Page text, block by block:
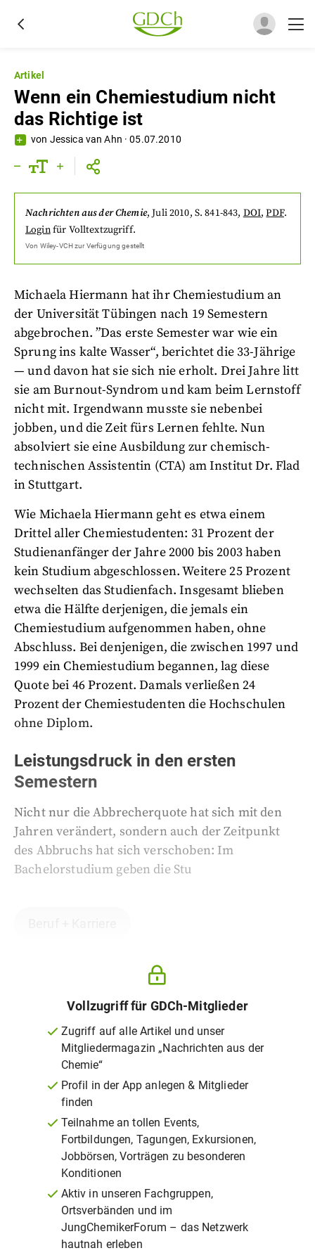
Artikel
Wenn ein Chemiestudium nicht
das Richtige ist
von Jessica van Ahn ·05.07.2010
Nachrichten aus der Chemie,Juli 2010, S. 841-843, DOI,PDF.
Loginfür Volltextzugriff.
Von Wiley-VCHzur Verfügung gestellt
Michaela Hiermann hat ihr Chemiestudium an
der Universität Tübingen nach 19 Semestern
abgebrochen. ”Das erste Semester war wie ein
Sprung ins kalte Wasser“, berichtet die 33-Jährige
— und davon hat sie sich nie erholt. Drei Jahre litt
sie am Burnout-Syndrom und kam beim Lernstoff
nicht mit. Irgendwann musste sie nebenbei
jobben, und die Zeit fürs Lernen fehlte. Nun
absolviert sie eine Ausbildung zur chemisch-
technischen Assistentin (CTA) am Institut Dr. Flad
in Stuttgart.
Wie Michaela Hiermann geht es etwa einem
Drittel aller Chemiestudenten: 31 Prozent der
Studienanfänger der Jahre 2000 bis 2003 haben
kein Studium abgeschlossen. Weitere 25 Prozent
wechselten das Studienfach. Insgesamt blieben
etwa die Hälfte derjenigen, die jemals ein
Chemiestudium aufgenommen haben, ohne
Abschluss. Bei denjenigen, die zwischen 1997 und
1999 ein Chemiestudium begannen, lag diese
Quote bei 46 Prozent. Damals verließen 24
Prozent der Chemiestudenten die Hochschulen
ohne Diplom.
Leistungsdruck in den ersten
Semestern
Nicht nur die Abbrecherquote hat sich mit den
Jahren verändert, sondern auch der Zeitpunkt
des Abbruchs hat sich verschoben: Im
Bachelorstudium geben die Stu
Vollzugriff für GDCh-Mitglieder
Zugriff auf alle Artikel und unser
Mitgliedermagazin „Nachrichten aus der
Chemie“
Profil in der App anlegen & Mitglieder
finden
Teilnahme an tollen Events,
Fortbildungen, Tagungen, Exkursionen,
Jobbörsen, Vorträgen zu besonderen
Konditionen
Aktiv in unseren Fachgruppen,
Ortsverbänden und im
JungChemikerForum – das Netzwerk
hautnah erleben